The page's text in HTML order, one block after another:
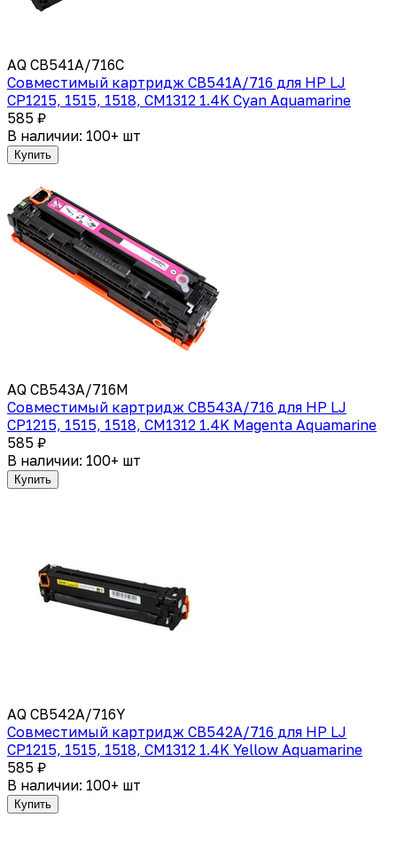
AQ CB541A/716C
Совместимый картридж CB541A/716 для HP LJ
CP1215, 1515, 1518, CM1312 1.4K Cyan Aquamarine
585 ₽
В наличии: 100+ шт
Купить
AQ CB543A/716M
Совместимый картридж CB543A/716 для HP LJ
CP1215, 1515, 1518, CM1312 1.4K Magenta Aquamarine
585 ₽
В наличии: 100+ шт
Купить
AQ CB542A/716Y
Совместимый картридж CB542A/716 для HP LJ
CP1215, 1515, 1518, CM1312 1.4K Yellow Aquamarine
585 ₽
В наличии: 100+ шт
Купить